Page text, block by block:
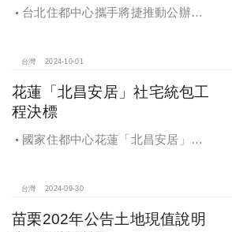
台北住都中心攜手將捷推動公辦都
台灣 2024-10-01
花蓮「北昌安居」社宅統包工
程決標
國家住都中心花蓮「北昌安居」社
台灣 2024-09-30
苗栗202年公告土地現值說明